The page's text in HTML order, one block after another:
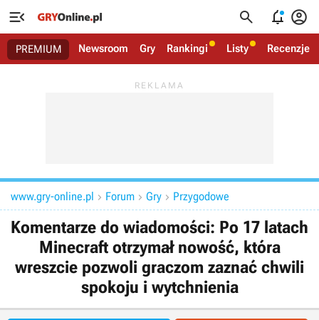
   
PREMIUM Newsroom Gry Rankingi Listy Recenzje
www.gry-online.pl  Forum  Gry  Przygodowe
Komentarze do wiadomości: Po 17 latach
Minecraft otrzymał nowość, która
wreszcie pozwoli graczom zaznać chwili
spokoju i wytchnienia